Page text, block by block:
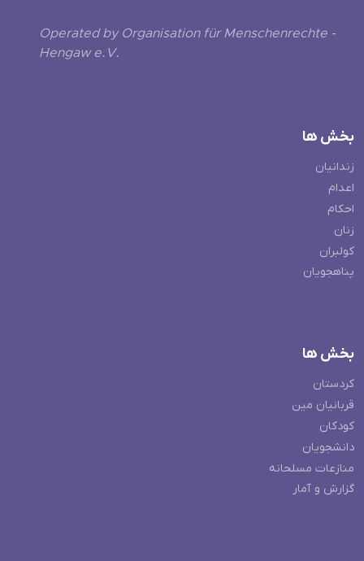
Operated by Organisation für Menschenrechte -
Hengaw e.V.
بخش ها
زندانیان
اعدام
احکام
زنان
کولبران
پناهجویان
بخش ها
کردستان
قربانیان مین
کودکان
دانشجویان
منازعات مسلحانه
گزارش و آمار